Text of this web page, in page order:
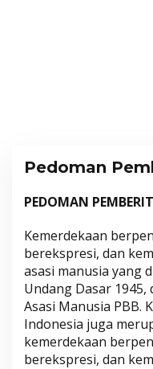
Pedoman
N
I
N
,
1
O
K
O
B
E
PEDOMAN
Kemerdekaan
berekspresi, dan
asasi manusia yang
Undang Dasar
Asasi Manusia PBB.
Indonesia juga
kemerdekaan
berekspresi, dan